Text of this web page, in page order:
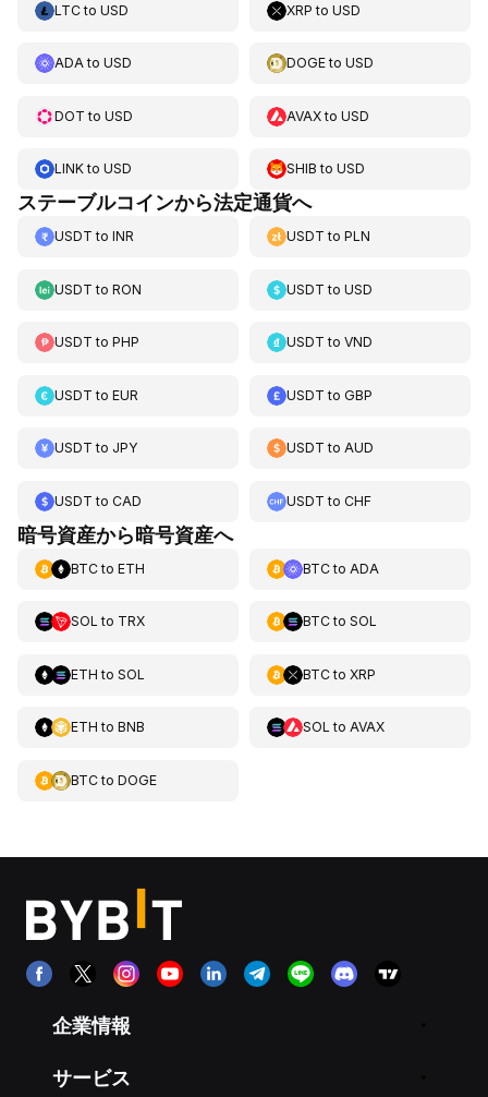
LTCto USD XRP toUSD
ADAto USD DOGEtoUSD
DOT to USD AVAXtoUSD
LINKto USD SHIB toUSD
ステーブルコインから法定通貨へ
USDT to INR USDT toPLN
USDT to RON USDT toUSD
USDT to PHP USDT toVND
USDT to EUR USDT toGBP
USDT to JPY USDT toAUD
USDT to CAD USDT toCHF
暗号資産から暗号資産へ
BTCto ETH BTCto ADA
SOL to TRX BTCto SOL
ETH to SOL BTCto XRP
ETH to BNB SOL to AVAX
BTCto DOGE
企業情報
サービス